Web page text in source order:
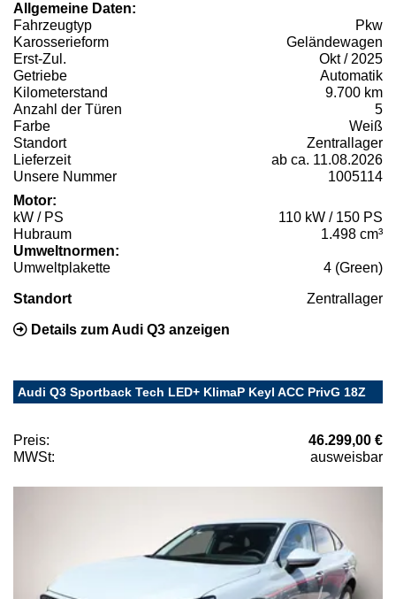
Allgemeine Daten:
Fahrzeugtyp
Pkw
Karosserieform
Geländewagen
Erst-Zul.
Okt / 2025
Getriebe
Automatik
Kilometerstand
9.700 km
Anzahl der Türen
5
Farbe
Weiß
Standort
Zentrallager
Lieferzeit
ab ca. 11.08.2026
Unsere Nummer
1005114
Motor:
kW / PS
110 kW / 150 PS
Hubraum
1.498 cm³
Umweltnormen:
Umweltplakette
4 (Green)
Standort Zentrallager
Details zum Audi Q3 anzeigen
Audi Q3 Sportback Tech LED+ KlimaP Keyl ACC PrivG 18Z
Preis:
46.299,00 €
MWSt:
ausweisbar